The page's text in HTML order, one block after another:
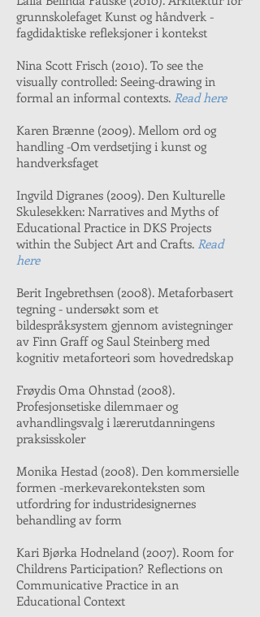
grunnskolefaget Kunst og håndverk -
fagdidaktiske refleksjoner i kontekst
Nina Scott Frisch (2010). To see the
visually controlled: Seeing-drawing in
formal an informal contexts. Read here
Karen Brænne (2009). Mellom ord og
handling -Om verdsetjing i kunst og
handverksfaget
Ingvild Digranes (2009). Den Kulturelle
Skulesekken: Narratives and Myths of
Educational Practice in DKS Projects
within the Subject Art and Crafts. Read
here
Berit Ingebrethsen (2008). Metaforbasert
tegning - undersøkt som et
bildespråksystem gjennom avistegninger
av Finn Graff og Saul Steinberg med
kognitiv metaforteori som hovedredskap
Frøydis Oma Ohnstad (2008).
Profesjonsetiske dilemmaer og
avhandlingsvalg i lærerutdanningens
praksisskoler
Monika Hestad (2008). Den kommersielle
formen -merkevarekonteksten som
utfordring for industridesignernes
behandling av form
Kari Bjørka Hodneland (2007). Room for
Childrens Participation? Reflections on
Communicative Practice in an
Educational Context